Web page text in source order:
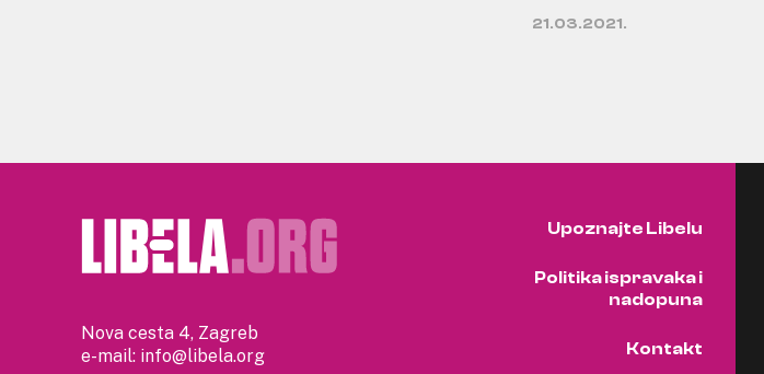
21.03.2021.
Nova cesta 4, Zagreb
e-mail: info@libela.org
Upoznajte Libelu
Politika ispravaka i
nadopuna
Kontakt